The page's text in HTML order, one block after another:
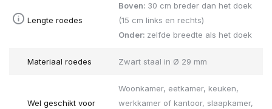
Lengte roedes
Boven: 30 cm breder dan het doek
(15 cm links en rechts)
Onder: zelfde breedte als het doek
Materiaal roedes Zwart staal in Ø 29 mm
Wel geschikt voor
Woonkamer, eetkamer, keuken,
werkkamer of kantoor, slaapkamer,